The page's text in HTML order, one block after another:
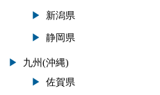
新潟県
静岡県
九州(沖縄)
佐賀県